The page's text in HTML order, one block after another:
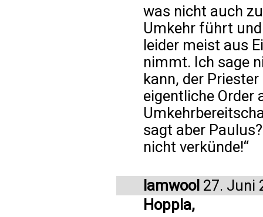
was nicht auch
Umkehr führt
leider meist aus
nimmt. Ich sage
kann, der
eigentliche Order
sagt aber
nicht verkünde!“
lamwool 27. Juni
Hoppla,